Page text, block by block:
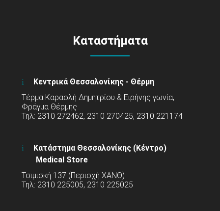
Καταστήματα
Κεντρικά Θεσσαλονίκης - Θέρμη
Τέρμα Καραολή Δημητρίου & Ειρήνης γωνία,
Φράγμα Θέρμης
Τηλ: 2310 272462, 2310 270425, 2310 221174
Κατάστημα Θεσσαλονίκης (Κέντρο)
Medical Store
Τσιμισκή 137 (Περιοχή ΧΑΝΘ)
Τηλ: 2310 225005, 2310 225025